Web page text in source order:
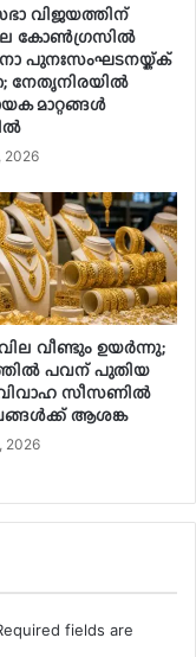
വിജയത്തിന്
കോൺഗ്രസിൽ
പുനഃസംഘടനയ്ക്ക്
നേതൃനിരയിൽ
മാറ്റങ്ങൾ
2026
വീണ്ടും ഉയർന്നു;
പവന് പുതിയ
സീസണിൽ
ആശങ്ക
2026
fields are